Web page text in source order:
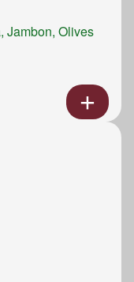
Jambon, Olives